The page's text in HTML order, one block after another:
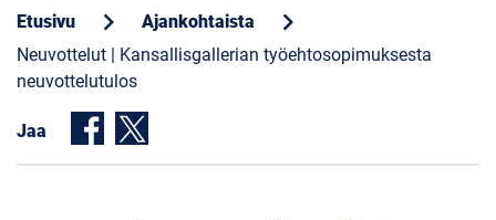
Etusivu chevron_right Ajankohtaista chevron_right
Neuvottelut | Kansallisgallerian työehtosopimuksesta
neuvottelutulos
Jaa